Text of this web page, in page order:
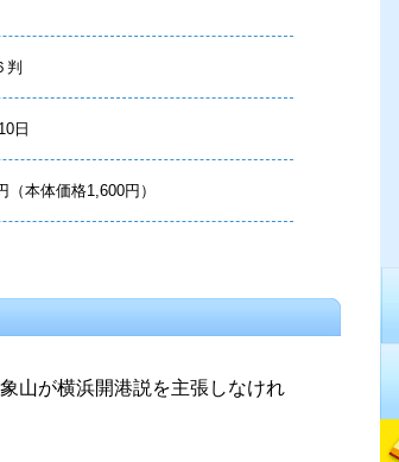
判
日
（本体価格1,600円）
山が横浜開港説を主張しなけれ